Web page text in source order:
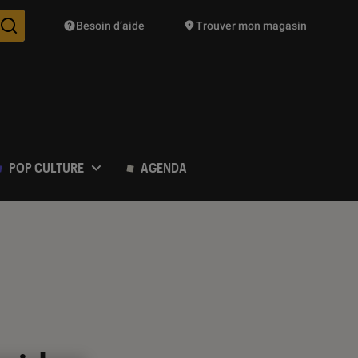
Des suggestions de produits vont vous être proposées
Besoin d’aide Trouver mon magasin
POP CULTURE AGENDA